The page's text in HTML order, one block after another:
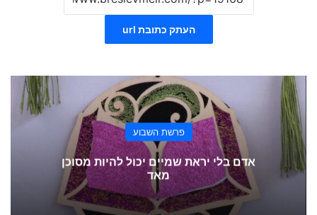
העתק כתובת url
פרשת השבוע
אדם בלי יראת שמיים יכול להיות מסוכן
מאד